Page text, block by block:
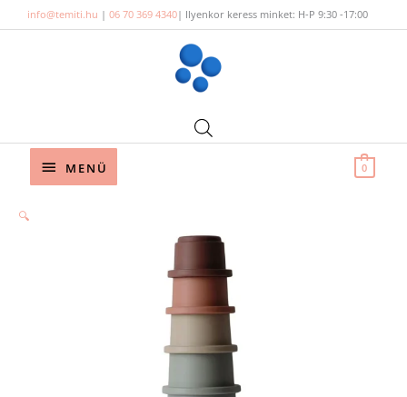
to
info@temiti.hu | 06 70 369 4340| Ilyenkor keress minket: H-P 9:30 -17:00
Below
MENÜ 0
🔍